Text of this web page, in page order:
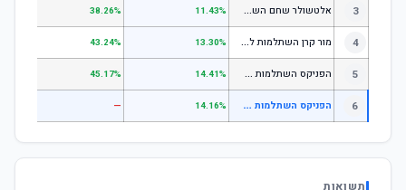
3 א
לטשולר שחם השתלמות כללי 11.43%
38.26%
4 מ
ור קרן השתלמות לשכירים ולעצמאים - כללי 13.30%
43.24%
5 ה
פניקס השתלמות כללי 14.41%
45.17%
6 ה
פניקס השתלמות משולב סחיר 14.16%
—
תשואות